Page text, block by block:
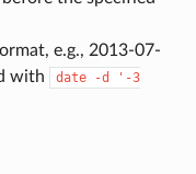
e.g., 2013-07-
with
date -d
'-3